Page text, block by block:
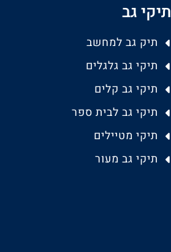
תיקי גב
תיק גב למחשב
תיקי גב גלגלים
תיקי גב קלים
תיקי גב לבית ספר
תיקי מטיילים
תיקי גב מעור